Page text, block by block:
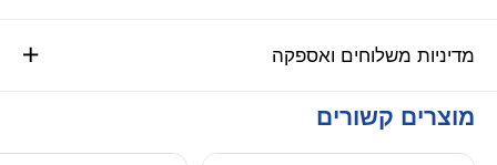
מדיניות משלוחים ואספקה
מוצרים קשורים